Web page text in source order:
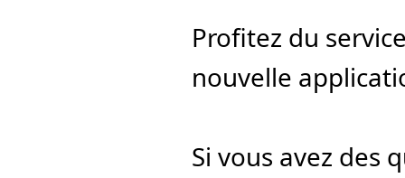
Profitez du
nouvelle
Si vous avez des